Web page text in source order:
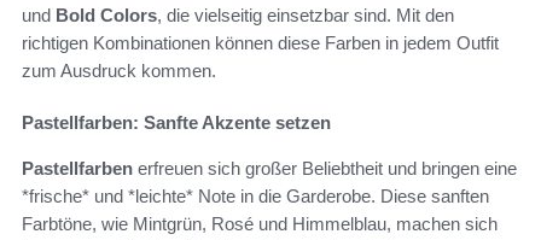
und Bold Colors, die vielseitig einsetzbar sind. Mit den
richtigen Kombinationen können diese Farben in jedem Outfit
zum Ausdruck kommen.
Pastellfarben: Sanfte Akzente setzen
Pastellfarben erfreuen sich großer Beliebtheit und bringen eine
*frische* und *leichte* Note in die Garderobe. Diese sanften
Farbtöne, wie Mintgrün, Rosé und Himmelblau, machen sich